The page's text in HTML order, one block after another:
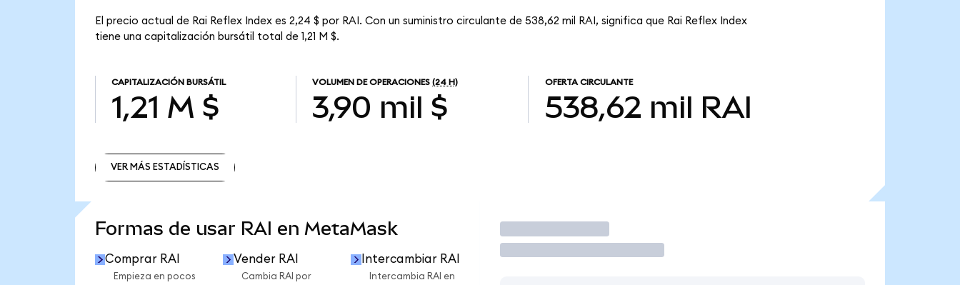
El precio actual de Rai Reflex Index es 2,24 $ por RAI. Con un suministro circulante de 538,62 mil RAI, significa que Rai Reflex Index
tiene una capitalización bursátil total de 1,21 M $.
CAPITALIZACIÓN BURSÁTIL
1,21 M $
VOLUMEN DE OPERACIONES (24 H)
3,90 mil $
OFERTA CIRCULANTE
538,62 mil RAI
VER MÁS ESTADÍSTICAS
Formas de usar RAI en MetaMask
Comprar RAI
Empieza en pocos
Vender RAI
Cambia RAI por
Intercambiar RAI
Intercambia RAI en
Operar